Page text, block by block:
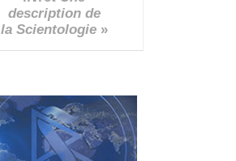
description de
la Scientologie»